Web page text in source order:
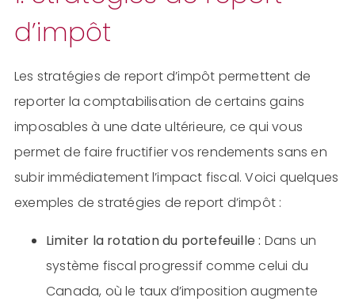
d’impôt
Les stratégies de report d’impôt permettent de
reporter la comptabilisation de certains gains
imposables à une date ultérieure, ce qui vous
permet de faire fructifier vos rendements sans en
subir immédiatement l’impact fiscal. Voici quelques
exemples de stratégies de report d’impôt :
Limiter la rotation du portefeuille : Dans un
système fiscal progressif comme celui du
Canada, où le taux d’imposition augmente